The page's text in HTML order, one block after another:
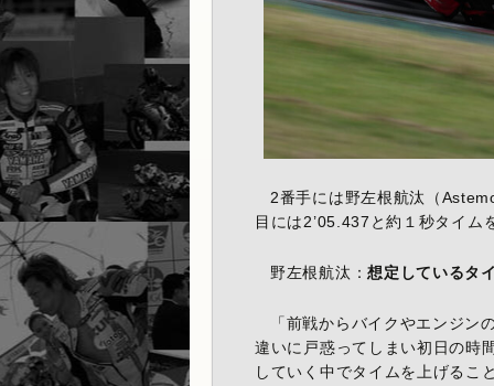
2番手には野左根航汰（
目には2’05.437と約１秒タイム
野左根航汰：想定しているタ
「前戦からバイクやエンジ
違いに戸惑ってしまい初日の時
していく中でタイムを上げるこ